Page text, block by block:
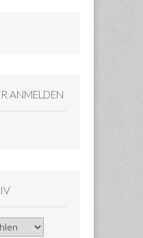
ANMELDEN